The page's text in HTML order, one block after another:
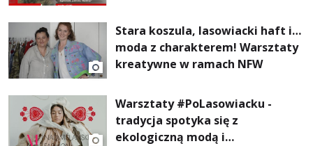
Stara koszula, lasowiacki haft i…
moda z charakterem! Warsztaty
kreatywne w ramach NFW
Warsztaty #PoLasowiacku -
tradycja spotyka się z
ekologiczną modą i